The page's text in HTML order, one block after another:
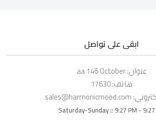
ابقى على تواصل
عنوان:aa 146 October
هاتف:17630
sales@harmonicmood.com
Saturday-Sunday :: 9:27 PM -